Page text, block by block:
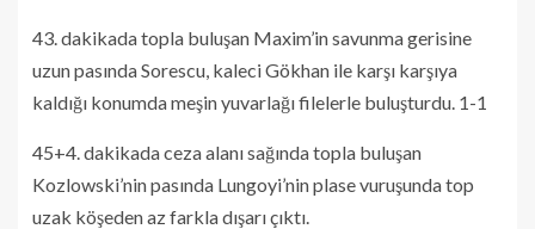
43. dakikada topla buluşan Maxim’in savunma gerisine
uzun pasında Sorescu, kaleci Gökhan ile karşı karşıya
kaldığı konumda meşin yuvarlağı filelerle buluşturdu. 1-1
45+4. dakikada ceza alanı sağında topla buluşan
Kozlowski’nin pasında Lungoyi’nin plase vuruşunda top
uzak köşeden az farkla dışarı çıktı.